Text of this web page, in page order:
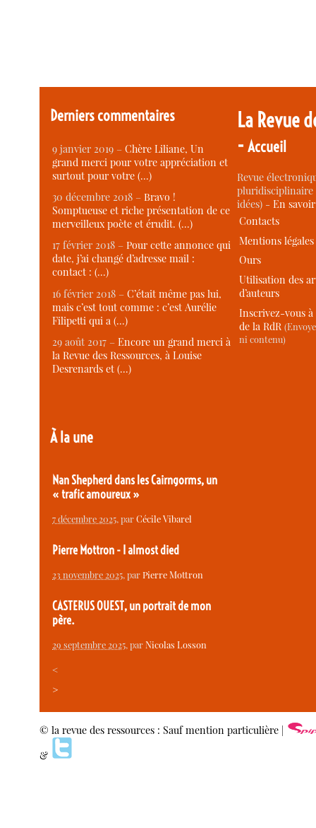
Derniers commentaires
9 janvier 2019 –Chère Liliane, Un
grand merci pour votre appréciation et
surtout pour votre (…)
30 décembre 2018 –Bravo !
Somptueuse et riche présentation de ce
merveilleux poète et érudit. (…)
17 février 2018 –Pour cette annonce qui
date, j’ai changé d’adresse mail :
contact : (…)
16 février 2018 –C’était même pas lui,
mais c’est tout comme : c’est Aurélie
Filipetti qui a (…)
29 août 2017 –Encore un grand merci à
la Revue des Ressources, à Louise
Desrenards et (…)
À la une
Nan Shepherd dans les Cairngorms, un
« trafic amoureux »
7 décembre 2025, parCécile Vibarel
Pierre Mottron - I almost died
23 novembre 2025, parPierre Mottron
CASTERUS OUEST, un portrait de mon
père.
29 septembre 2025, parNicolas Losson
<
>
La Revue
-Accueil
Revue
idées) -En
Contacts
Mentions légales
Ours
Utilisation des
d’auteurs
Inscrivez-vous
de la RdR
ni contenu)
© la revue des ressources : Sauf mention particulière |
&